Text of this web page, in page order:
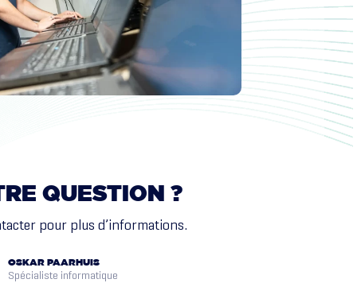
QUESTION ?
pour plus d’informations.
OSKAR PAARHUIS
Spécialiste informatique